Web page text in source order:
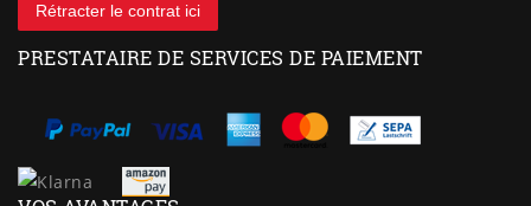
Rétracter le contrat ici
PRESTATAIRE DE SERVICES DE PAIEMENT